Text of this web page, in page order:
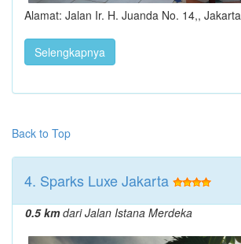
Alamat: Jalan Ir. H. Juanda No. 14,, Jakarta
Selengkapnya
Back to Top
4. Sparks Luxe Jakarta
0.5 kmdari Jalan Istana Merdeka